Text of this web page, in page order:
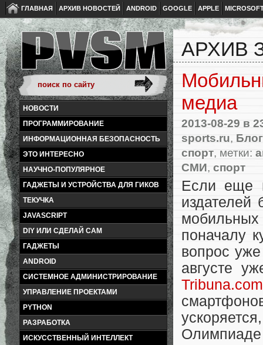
ГЛАВНАЯ АРХИВ НОВОСТЕЙ ANDROID GOOGLE APPLE
НОВОСТИ
ПРОГРАММИРОВАНИЕ
ИНФОРМАЦИОННАЯ БЕЗОПАСНОСТЬ
ЭТО ИНТЕРЕСНО
НАУЧНО-ПОПУЛЯРНОЕ
ГАДЖЕТЫ И УСТРОЙСТВА ДЛЯ ГИКОВ
ТЕКУЧКА
JAVASCRIPT
DIY ИЛИ СДЕЛАЙ САМ
ГАДЖЕТЫ
ANDROID
СИСТЕМНОЕ АДМИНИСТРИРОВАНИЕ
УПРАВЛЕНИЕ ПРОЕКТАМИ
PYTHON
РАЗРАБОТКА
ИСКУССТВЕННЫЙ ИНТЕЛЛЕКТ
АРХИВ
медиа
2013-08-29 в
sports.ru,
спорт, метки:
СМИ, спорт
Если еще
издателей
поначалу
вопрос
августе
Tribuna.com